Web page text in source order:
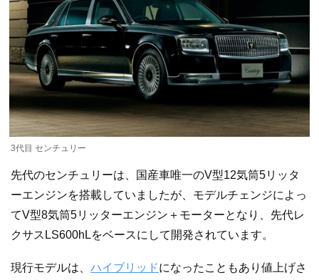
3代目 センチュリー
先代のセンチュリーは、国産車唯一のV型12気筒5リッタ
ーエンジンを搭載していましたが、モデルチェンジによっ
てV型8気筒5リッターエンジン＋モーターとなり、先代レ
クサスLS600hLをベースにして開発されています。
現行モデルは、 ハイブリッドになったこともあり値上げさ